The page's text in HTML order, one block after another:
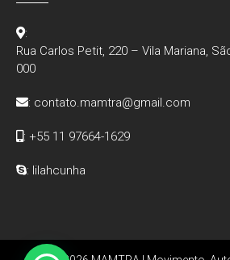
:
Rua Carlos Petit, 220 – Vila Mariana,
000
: contato.mamtra@gmail.com
: +55 11 97664-1629
: lilahcunha